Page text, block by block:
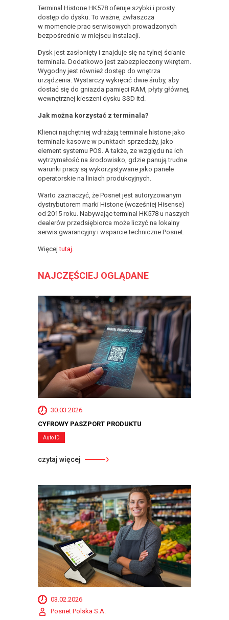
Terminal Histone HK578 oferuje szybki i prosty
dostęp do dysku. To ważne, zwłaszcza
w momencie prac serwisowych prowadzonych
bezpośrednio w miejscu instalacji.
Dysk jest zasłonięty i znajduje się na tylnej ścianie
terminala. Dodatkowo jest zabezpieczony wkrętem.
Wygodny jest również dostęp do wnętrza
urządzenia. Wystarczy wykręcić dwie śruby, aby
dostać się do gniazda pamięci RAM, płyty głównej,
wewnętrznej kieszeni dysku SSD itd.
Jak można korzystać z terminala?
Klienci najchętniej wdrażają terminale histone jako
terminale kasowe w punktach sprzedaży, jako
element systemu POS. A także, ze względu na ich
wytrzymałość na środowisko, gdzie panują trudne
warunki pracy są wykorzystywane jako panele
operatorskie na liniach produkcyjnych.
Warto zaznaczyć, że Posnet jest autoryzowanym
dystrybutorem marki Histone (wcześniej Hisense)
od 2015 roku. Nabywając terminal HK578 u naszych
dealerów przedsiębiorca może liczyć na lokalny
serwis gwarancyjny i wsparcie techniczne Posnet.
Więcejtutaj
NAJCZĘŚCIEJ OGLĄDANE
30.03.2026
CYFROWY PASZPORT PRODUKTU
Auto ID
czytaj więcej
03.02.2026
Posnet Polska S.A.